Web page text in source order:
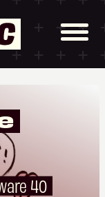
40